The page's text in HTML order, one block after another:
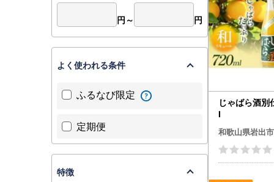
じゃばら酒
l
和歌山県岩出市
円～ 円
よく使われる条件
ふるなび限定
定期便
特徴